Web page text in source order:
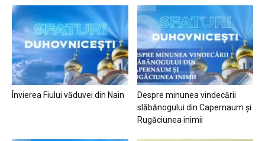
Învierea Fiului văduvei din Nain
Despre minunea vindecării
slăbănogului din Capernaum și
Rugăciunea inimii